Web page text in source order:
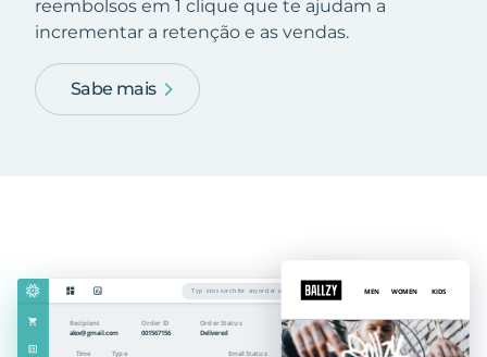
reembolsos em 1 clique que te ajudam a
incrementar a retenção e as vendas.
Sabe mais